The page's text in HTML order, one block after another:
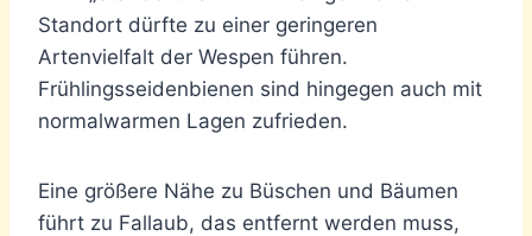
Standort dürfte zu einer geringeren
Artenvielfalt der Wespen führen.
Frühlingsseidenbienen sind hingegen auch mit
normalwarmen Lagen zufrieden.
Eine größere Nähe zu Büschen und Bäumen
führt zu Fallaub, das entfernt werden muss,